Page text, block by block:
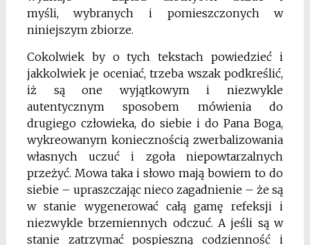
myśli, wybranych i pomieszczonych w
niniejszym zbiorze.
Cokolwiek by o tych tekstach powiedzieć i
jakkolwiek je oceniać, trzeba wszak podkreślić,
iż są one wyjątkowym i niezwykle
autentycznym sposobem mówienia do
drugiego człowieka, do siebie i do Pana Boga,
wykreowanym koniecznością zwerbalizowania
własnych uczuć i zgoła niepowtarzalnych
przeżyć. Mowa taka i słowo mają bowiem to do
siebie – upraszczając nieco zagadnienie – że są
w stanie wygenerować całą gamę refeksji i
niezwykle brzemiennych odczuć. A jeśli są w
stanie zatrzymać pospieszną codziennośći